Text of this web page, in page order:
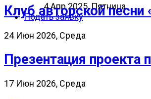
4 Апр 2025, Пятница
Подать заявку
Клуб авторской песни
24 Июн 2026, Среда
Презентация проекта
17 Июн 2026, Среда